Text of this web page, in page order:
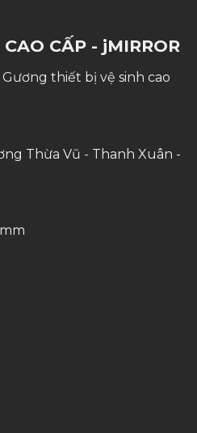
CẤP - jMIRROR
thiết bị vệ sinh cao
Thừa Vũ - Thanh Xuân -